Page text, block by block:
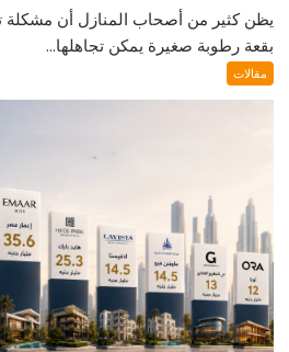
يظن كثير من أصحاب المنازل أن مشكلة
بقعة رطوبة صغيرة يمكن تجاهلها...
مقالات